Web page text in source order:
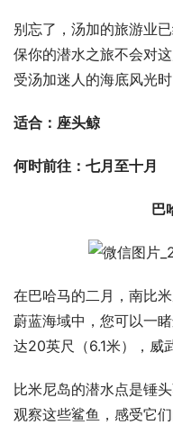
别忘了，汤加的旅游业
保你的潜水之旅不会对
受汤加迷人的海底风光
适合：座头鲸
何时前往：七月至十月
巴
在巴哈马的二月，南比
蔚蓝海域中，您可以一
达20英尺（6.1米），威
比米尼岛的潜水点是锤
观察这些鲨鱼，感受它